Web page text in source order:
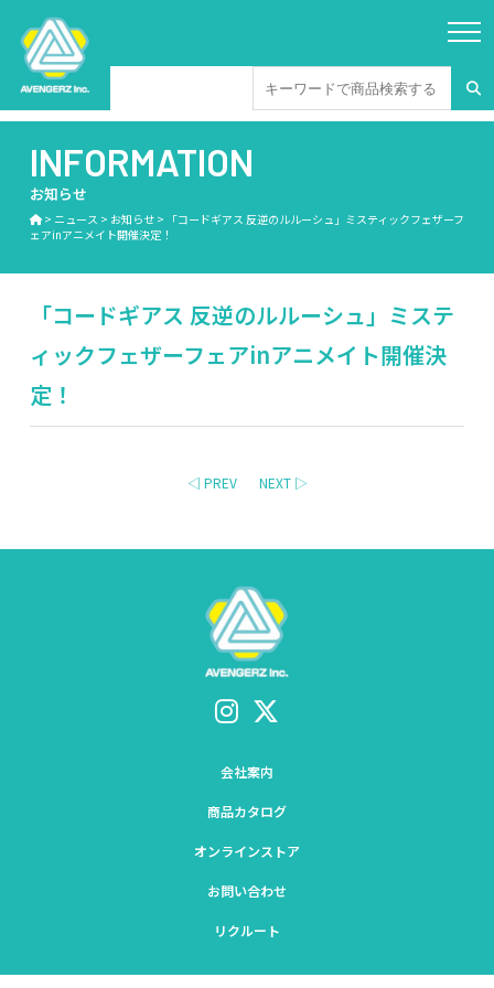
INFORMATION
お知らせ
> ニュース > お知らせ> 「コードギアス 反逆のルルーシュ」ミスティックフェザーフ
ェアinアニメイト開催決定！
「コードギアス 反逆のルルーシュ」ミステ
ィックフェザーフェアinアニメイト開催決
定！
◁ PREV NEXT ▷
会社案内
商品カタログ
オンラインストア
お問い合わせ
リクルート